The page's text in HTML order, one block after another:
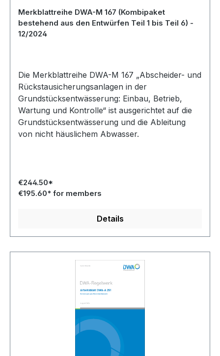
Merkblattreihe DWA-M 167 (Kombipaket
bestehend aus den Entwürfen Teil 1 bis Teil 6) -
12/2024
Die Merkblattreihe DWA-M 167 „Abscheider- und
Rückstausicherungsanlagen in der
Grundstücksentwässerung: Einbau, Betrieb,
Wartung und Kontrolle“ ist ausgerichtet auf die
Grundstücksentwässerung und die Ableitung
von nicht häuslichem Abwasser.
€244.50*
€195.60* for members
Details